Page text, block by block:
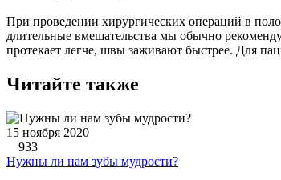
При проведении хирургических операций в
длительные вмешательства мы обычно
протекает легче, швы заживают быстрее. Для
Читайте также
15 ноября 2020
933
Нужны ли нам зубы мудрости?